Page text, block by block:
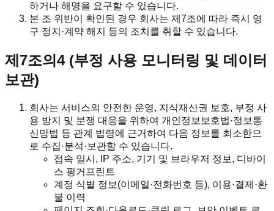
하거나 해명을 요구할 수 있습니다.
본 조 위반이 확인된 경우 회사는 제7조에 따라 즉시 영
구 정지·계약 해지 등의 조치를 취할 수 있습니다.
제7조의4 (부정 사용 모니터링 및 데이터
보관)
회사는 서비스의 안전한 운영, 지식재산권 보호, 부정 사
용 방지 및 분쟁 대응을 위하여 개인정보보호법·정보통
신망법 등 관계 법령에 근거하여 다음 정보를 최소한으
로 수집·분석·보관할 수 있습니다.
접속 일시, IP 주소, 기기 및 브라우저 정보, 디바이
스 핑거프린트
계정 식별 정보(이메일·전화번호 등), 이용·결제·환
불 이력